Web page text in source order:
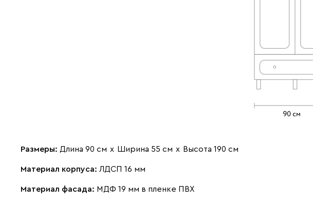
Размеры: Длина 90 см х Ширина 55 см х Высота 190 см
Материал корпуса: ЛДСП 16 мм
Материал фасада: МДФ 19 мм в пленке ПВХ